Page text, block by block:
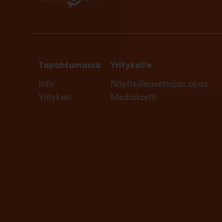
Tapahtumassa
Info
Yritykset
Yrityksille
Näytteilleasettajan opas
Mediakortti